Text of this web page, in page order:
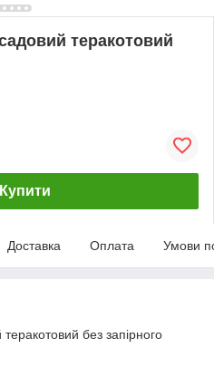
теракотовий
Купити
Доставка Оплата Умови
без запірного